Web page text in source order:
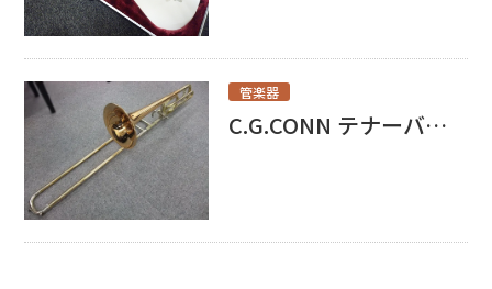
管楽器
C.G.CONN テナーバストロンボーン 88H 買取させて頂きました！